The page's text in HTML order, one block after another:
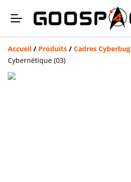
Accueil / Produits / Cadres Cyberbug
Cybernétique (03)